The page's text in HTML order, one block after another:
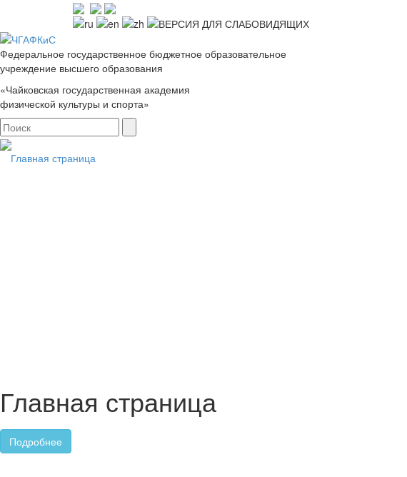
Федеральное государственное бюджетное образовательное
учреждение высшего образования
«Чайковская государственная академия
физической культуры и спорта»
Главная страница
Главная страница
Подробнее